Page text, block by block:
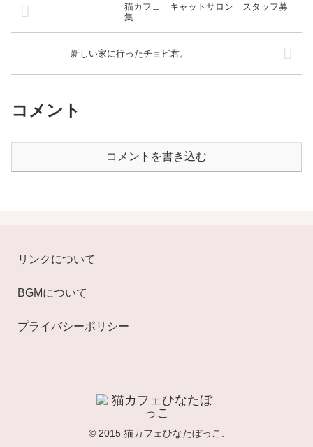
猫カフェ キャットサロン スタッフ募
集
新しい家に行ったチョビ君。
コメント
コメントを書き込む
リンクについて
BGMについて
プライバシーポリシー
© 2015 猫カフェひなたぼっこ.